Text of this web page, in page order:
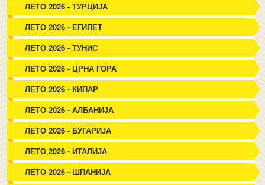
ЛЕТО 2026 - ТУРЦИЈА
ЛЕТО 2026 - ЕГИПЕТ
ЛЕТО 2026 - ТУНИС
ЛЕТО 2026 - ЦРНА ГОРА
ЛЕТО 2026 - КИПАР
ЛЕТО 2026 - АЛБАНИЈА
ЛЕТО 2026 - БУГАРИЈА
ЛЕТО 2026 - ИТАЛИЈА
ЛЕТО 2026 - ШПАНИЈА